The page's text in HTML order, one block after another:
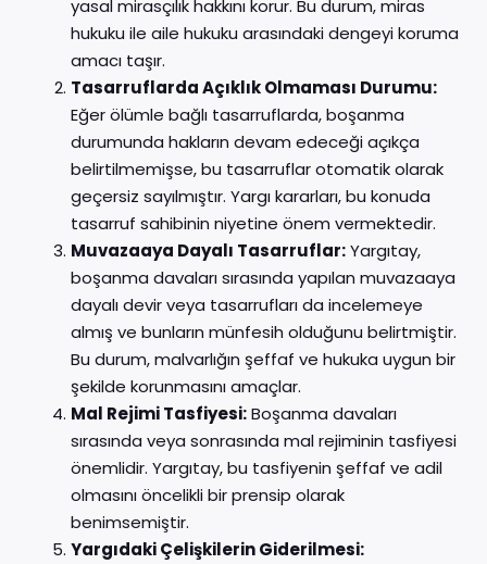
yasal mirasçılık hakkını korur. Bu durum, miras
hukuku ile aile hukuku arasındaki dengeyi koruma
amacı taşır.
Tasarruflarda Açıklık Olmaması Durumu:
Eğer ölümle bağlı tasarruflarda, boşanma
durumunda hakların devam edeceği açıkça
belirtilmemişse, bu tasarruflar otomatik olarak
geçersiz sayılmıştır. Yargı kararları, bu konuda
tasarruf sahibinin niyetine önem vermektedir.
Muvazaaya Dayalı Tasarruflar:Yargıtay,
boşanma davaları sırasında yapılan muvazaaya
dayalı devir veya tasarrufları da incelemeye
almış ve bunların münfesih olduğunu belirtmiştir.
Bu durum, malvarlığın şeffaf ve hukuka uygun bir
şekilde korunmasını amaçlar.
Mal Rejimi Tasfiyesi:Boşanma davaları
sırasında veya sonrasında mal rejiminin tasfiyesi
önemlidir. Yargıtay, bu tasfiyenin şeffaf ve adil
olmasını öncelikli bir prensip olarak
benimsemiştir.
Yargıdaki Çelişkilerin Giderilmesi: